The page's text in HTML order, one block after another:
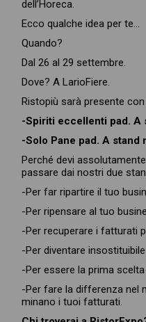
dell’Horeca.
Ecco qualche idea per te…
Quando?
Dal 26 al 29 settembre.
Dove? A LarioFiere.
Ristopiù sarà presente
-Spiriti eccellenti pad. A
-Solo Pane pad. A stand
Perché devi
passare dai nostri due
-Per far ripartire il tuo
-Per ripensare al tuo
-Per recuperare i fatturati
-Per diventare
-Per essere la prima
-Per fare la differenza nel
minano i tuoi fatturati.